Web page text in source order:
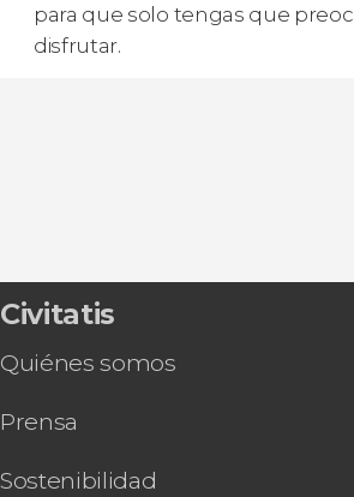
para que solo tengas que
disfrutar.
Civitatis
Quiénes somos
Prensa
Sostenibilidad